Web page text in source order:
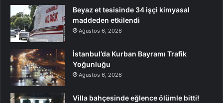
Beyaz et tesisinde 34 işçi kimyasal
maddeden etkilendi
Ağustos 6, 2026
İstanbul’da Kurban Bayramı Trafik
Yoğunluğu
Ağustos 6, 2026
Villa bahçesinde eğlence ölümle bitti!